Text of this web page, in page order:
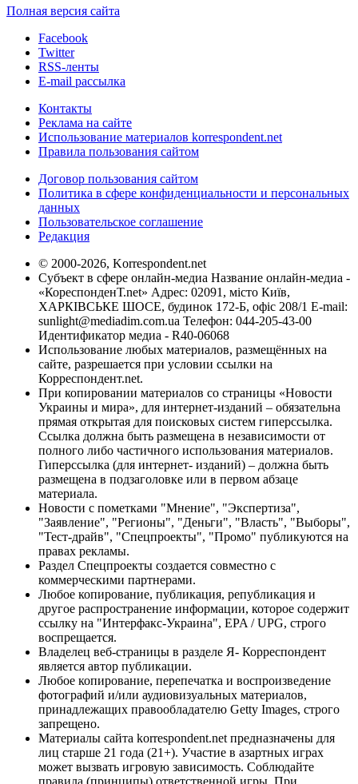
Полная версия сайта
Facebook
Twitter
RSS-ленты
E-mail рассылка
Контакты
Реклама на сайте
Использование материалов korrespondent.net
Правила пользования сайтом
Договор пользования сайтом
Политика в сфере конфиденциальности и персональных
данных
Пользовательское соглашение
Редакция
© 2000-2026, Korrespondent.net
Субъект в сфере онлайн-медиа Название онлайн-медиа -
«КореспонденТ.net» Адрес: 02091, місто Київ,
ХАРКІВСЬКЕ ШОСЕ, будинок 172-Б, офіс 208/1 E-mail:
sunlight@mediadim.com.ua Телефон: 044-205-43-00
Идентификатор медиа - R40-06068
Использование любых материалов, размещённых на
сайте, разрешается при условии ссылки на
Корреспондент.net.
При копировании материалов со страницы «Новости
Украины и мира», для интернет-изданий – обязательна
прямая открытая для поисковых систем гиперссылка.
Ссылка должна быть размещена в независимости от
полного либо частичного использования материалов.
Гиперссылка (для интернет- изданий) – должна быть
размещена в подзаголовке или в первом абзаце
материала.
Новости с пометками "Мнение", "Экспертиза",
"Заявление", "Регионы", "Деньги", "Власть", "Выборы",
"Тест-драйв", "Спецпроекты", "Промо" публикуются на
правах рекламы.
Раздел Спецпроекты создается совместно с
коммерческими партнерами.
Любое копирование, публикация, републикация и
другое распространение информации, которое содержит
ссылку на "Интерфакс-Украина", EPA / UPG, строго
воспрещается.
Владелец веб-страницы в разделе Я- Корреспондент
является автор публикации.
Любое копирование, перепечатка и воспроизведение
фотографий и/или аудиовизуальных материалов,
принадлежащих правообладателю Getty Images, строго
запрещено.
Материалы сайта korrespondent.net предназначены для
лиц старше 21 года (21+). Участие в азартных играх
может вызвать игровую зависимость. Соблюдайте
правила (принципы) ответственной игры. При